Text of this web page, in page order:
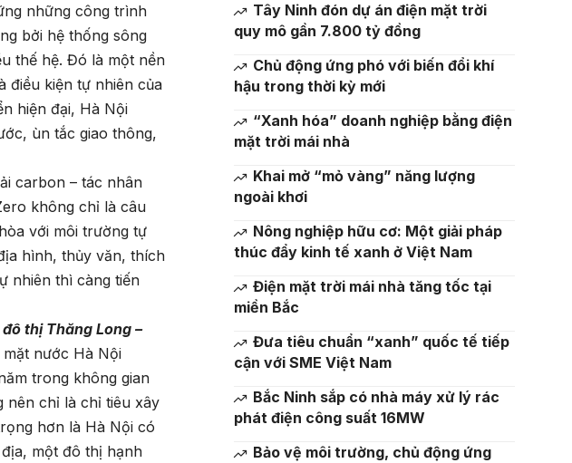
những công trình
bởi hệ thống sông
thế hệ. Đó là một nền
điều kiện tự nhiên của
hiện đại, Hà Nội
ùn tắc giao thông,
carbon – tác nhân
không chỉ là câu
với môi trường tự
hình, thủy văn, thích
nhiên thì càng tiến
thị Thăng Long –
nước Hà Nội
trong không gian
nên chỉ là chỉ tiêu xây
hơn là Hà Nội có
một đô thị hạnh
Tây Ninh đón dự án điện mặt trời
quy mô gần 7.800 tỷ đồng
Chủ động ứng phó với biến đổi khí
hậu trong thời kỳ mới
“Xanh hóa” doanh nghiệp bằng điện
mặt trời mái nhà
Khai mở “mỏ vàng” năng lượng
ngoài khơi
Nông nghiệp hữu cơ: Một giải pháp
thúc đẩy kinh tế xanh ở Việt Nam
Điện mặt trời mái nhà tăng tốc tại
miền Bắc
Đưa tiêu chuẩn “xanh” quốc tế tiếp
cận với SME Việt Nam
Bắc Ninh sắp có nhà máy xử lý rác
phát điện công suất 16MW
Bảo vệ môi trường, chủ động ứng